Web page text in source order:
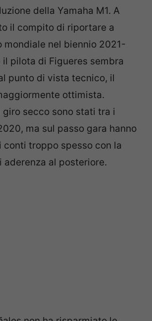
della Yamaha M1. A
il compito di riportare a
mondiale nel biennio 2021-
il pilota di Figueres sembra
punto di vista tecnico, il
ottimista.
giro secco sono stati tra i
ma sul passo gara hanno
conti troppo spesso con la
aderenza al posteriore.